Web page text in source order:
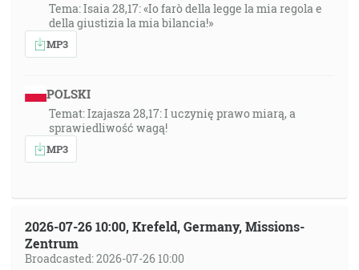
Tema: Isaia 28,17: «Io farò della legge la mia regola e
della giustizia la mia bilancia!»
MP3
POLSKI
Temat: Izajasza 28,17: I uczynię prawo miarą, a
sprawiedliwość wagą!
MP3
2026-07-26 10:00, Krefeld, Germany, Missions-
Zentrum
Broadcasted: 2026-07-26 10:00